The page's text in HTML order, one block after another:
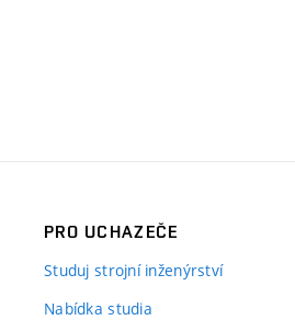
PRO UCHAZEČE
Studuj strojní inženýrství
Nabídka studia